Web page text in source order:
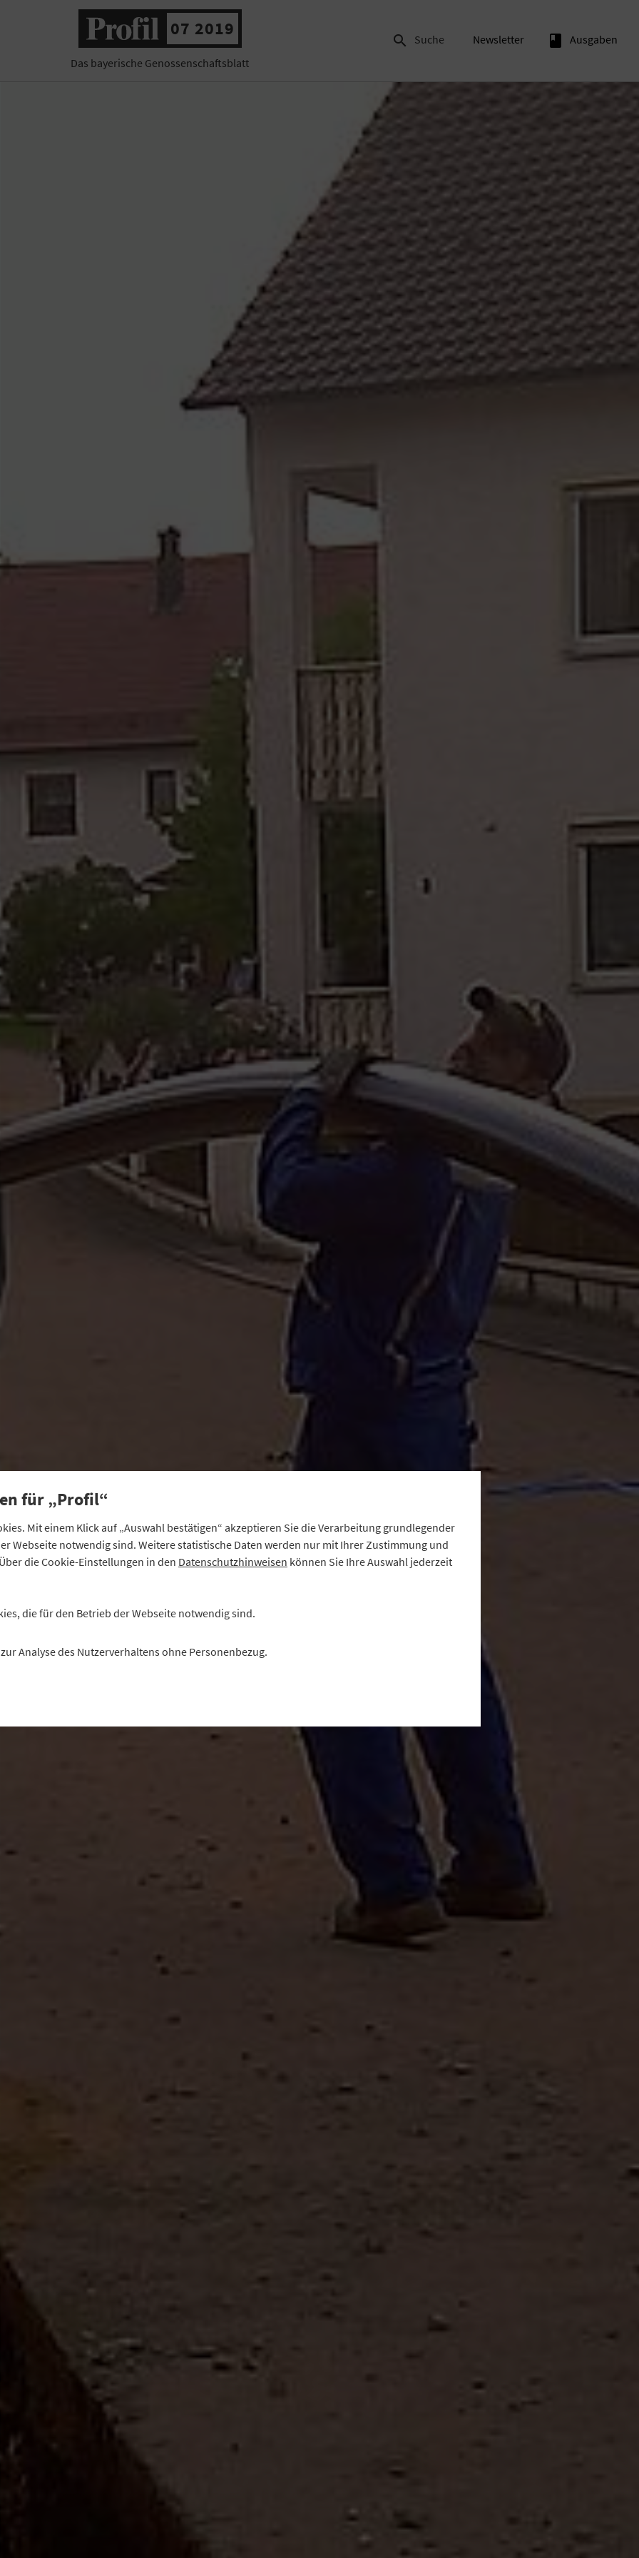
07 2019
Das bayerische Genossenschaftsblatt
 Suche Newsletter book Ausgaben
für „Profil“
Mit einem Klick auf „Auswahl bestätigen“ akzeptieren Sie die Verarbeitung grundlegender
Webseite notwendig sind. Weitere statistische Daten werden nur mit Ihrer Zustimmung und
die Cookie-Einstellungen in den Datenschutzhinweisen können Sie Ihre Auswahl jederzeit
die für den Betrieb der Webseite notwendig sind.
Analyse des Nutzerverhaltens ohne Personenbezug.